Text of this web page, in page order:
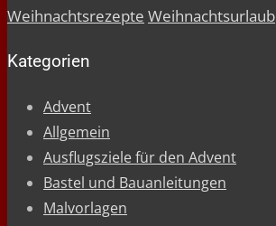
Weihnachtsrezepte Weihnachtsurlaub
Kategorien
Advent
Allgemein
Ausflugsziele für den Advent
Bastel und Bauanleitungen
Malvorlagen